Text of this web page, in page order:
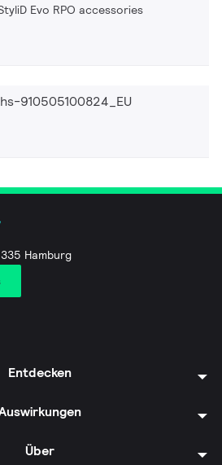
Evo RPO accessories
910505100824_EU
Hamburg
Entdecken
Über